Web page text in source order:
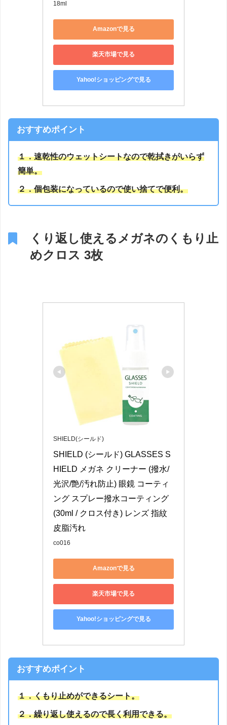
18ml
Amazonで見る
楽天市場で見る
Yahoo!ショッピングで見る
おすすめポイント
１．速乾性のウェットシートなので乾拭きがいらず
簡単。
２．個包装になっているので使い捨てで便利。
くり返し使えるメガネのくもり止
めクロス 3枚
SHIELD(シールド)
SHIELD (シールド) GLASSES S
HIELD メガネ クリーナー (撥水/
光沢/艶/汚れ防止) 眼鏡 コーティ
ング スプレー撥水コーティング
(30ml / クロス付き) レンズ 指紋
皮脂汚れ
co016
Amazonで見る
楽天市場で見る
Yahoo!ショッピングで見る
おすすめポイント
１．くもり止めができるシート。
２．繰り返し使えるので長く利用できる。